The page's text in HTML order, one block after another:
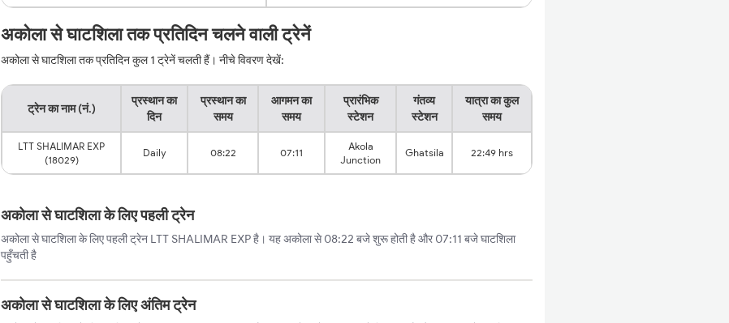
अकोला से घाटशिला तक प्रतिदिन चलने वाली ट्रेनें
अकोला से घाटशिला तक प्रतिदिन कुल 1 ट्रेनें चलती हैं। नीचे विवरण देखें:
ट्रेन का नाम (नं.)
प्रस्थान का
दिन
प्रस्थान का
समय
आगमन का
समय
प्रारंभिक
स्टेशन
गंतव्य
स्टेशन
यात्रा का कुल
समय
LTT SHALIMAR EXP
(18029)
Daily 08:22 07:11
Akola
Junction
Ghatsila 22:49 hrs
अकोला से घाटशिला के लिए पहली ट्रेन
अकोला से घाटशिला के लिए पहली ट्रेन LTT SHALIMAR EXP है। यह अकोला से 08:22 बजे शुरू होती है और 07:11 बजे घाटशिला
पहुँचती है
अकोला से घाटशिला के लिए अंतिम ट्रेन